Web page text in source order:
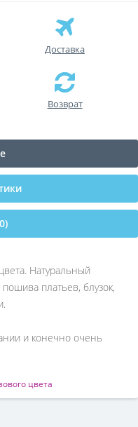
Доставка
Возврат
Натуральный
платьев, блузок,
и конечно очень
цвета